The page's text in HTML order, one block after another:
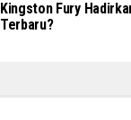
Kingston Fury
Terbaru?